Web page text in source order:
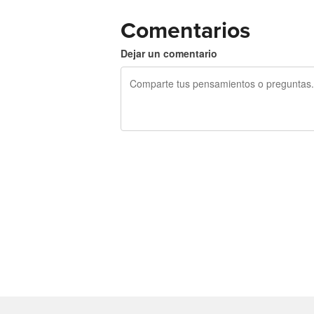
Comentarios
Dejar un comentario